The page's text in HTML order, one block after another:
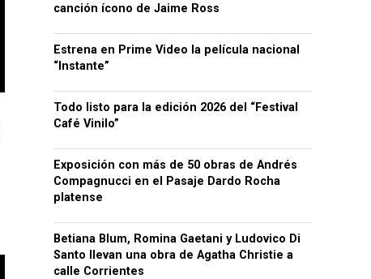
canción ícono de Jaime Ross
Estrena en Prime Video la película nacional
“Instante”
Todo listo para la edición 2026 del “Festival
Café Vinilo”
Exposición con más de 50 obras de Andrés
Compagnucci en el Pasaje Dardo Rocha
platense
Betiana Blum, Romina Gaetani y Ludovico Di
Santo llevan una obra de Agatha Christie a
calle Corrientes